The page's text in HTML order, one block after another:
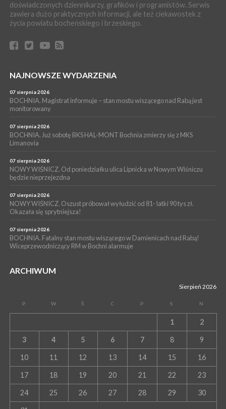
06 sierpnia 2026
BRZESKO. Lepsze warunki dla strażaków z OSP Okocim!
06 sierpnia 2026
BORZĘCIN. Już w najbliższy weekend XIX Borzęckie Święto
PIELGRZYMKA 2026
Z BOCHNI NA JASNĄ GÓRĘ. Drugi dzień wędrówki [ZDJĘCIA]
WYDARZENIA
NASZ NEWS. Powstał Komitet Ochrony Ładu
Przestrzennego Miasta Bochnia. To odpowiedź na działania
magistratu
doświadczonych dziennikarzy, grafików i programistów. Serwis
zawiera dużo praktycznych informacji, ale też ciekawostek z
życia powiatu bocheńskiego i brzeskiego.
NAJNOWSZE WYDARZENIA
07 sierpnia 2026
BOCHNIA. Magistrat informuje – stan mostu wiszącego nad Rabą jest
monitorowany
07 sierpnia 2026
BOCHNIA. Już sobotę BKS HAL-MONT Bochnia zmierzy się z MKS
Limanovia
07 sierpnia 2026
NOWY WIŚNICZ. Od poniedziałku ulica Lipnicka w Nowym Wiśniczu
będzie nieprzejezdna
07 sierpnia 2026
NOWY WIŚNICZ. Oszust próbował wyłudzić od 81- latki 90 tys zł.
Okazała się sprytniejsza!
07 sierpnia 2026
BOCHNIA. Fatalny stan mostu wiszącego w Damienicach nad Rabą!
Wiceprzewodniczący RM w Bochni alarmuje
ARCHIWUM
Sierpień 2026
P W Ś C P S N
1 2
3 4 5 6 7 8 9
10 11 12 13 14 15 16
17 18 19 20 21 22 23
24 25 26 27 28 29 30